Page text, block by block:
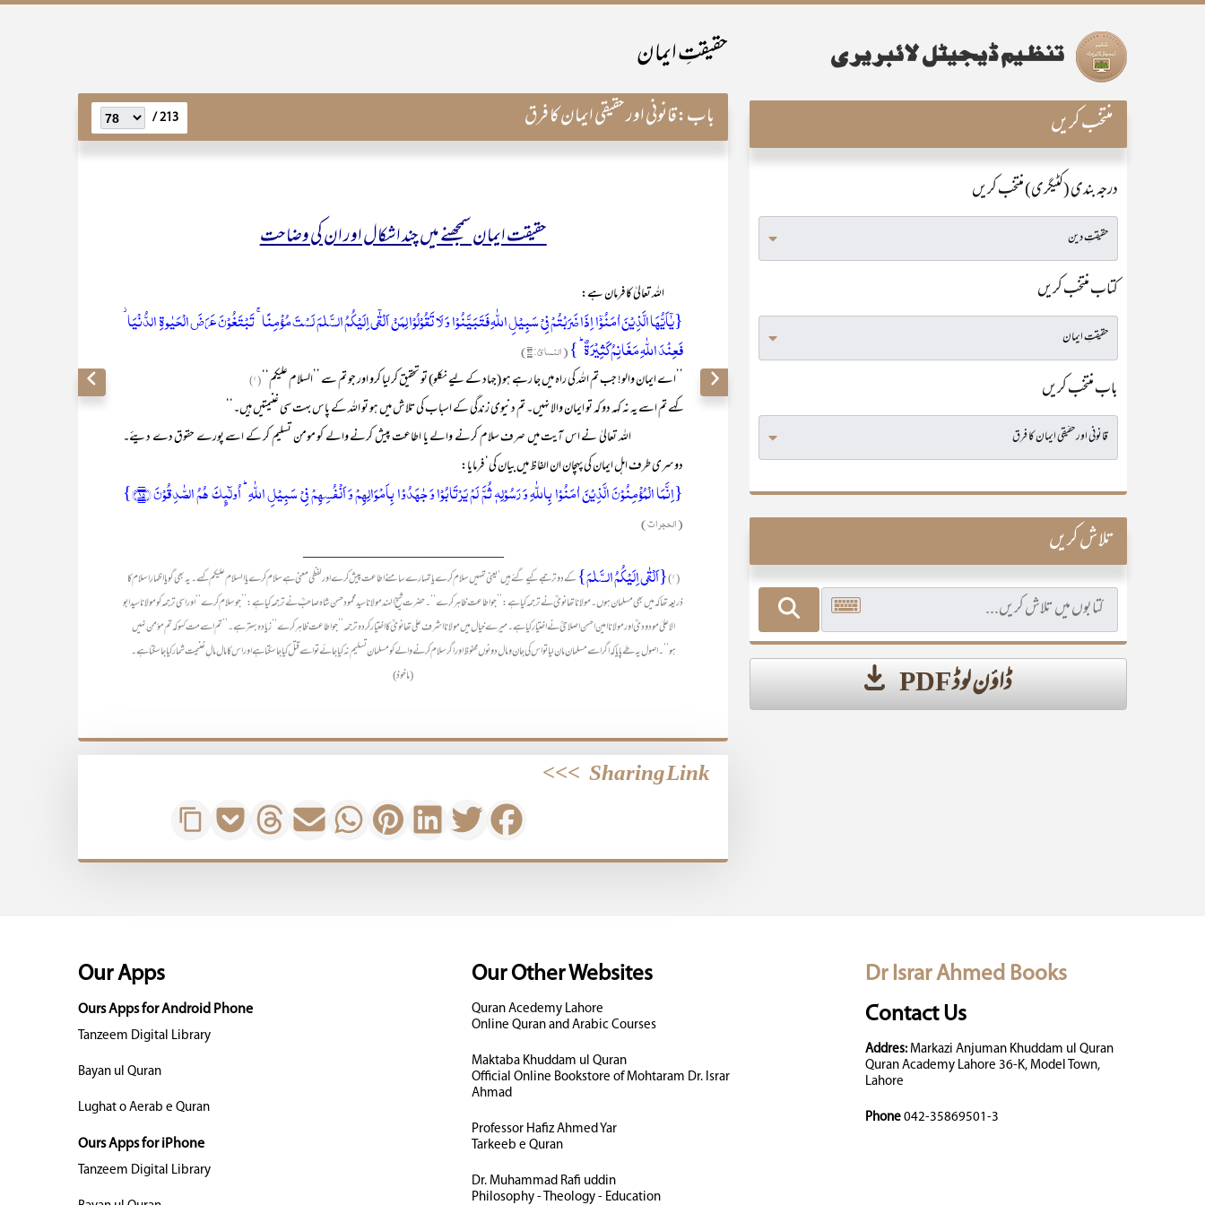
حقیقتِ ایمان
باب:قانونی اور حقیقی ایمان کا فرق 213 /
حقیقت ایمان سمجھنے میں چند اشکال اور ان کی وضاحت
اللہ تعالیٰ کا فرمان ہے:
{یٰۤاَیُّہَا الَّذِیۡنَ اٰمَنُوۡۤا اِذَا ضَرَبۡتُمۡ فِیۡ سَبِیۡلِ اللّٰہِ فَتَبَیَّنُوۡا وَ لَا تَقُوۡلُوۡا لِمَنۡ اَلۡقٰۤی اِلَیۡکُمُ السَّلٰمَ لَسۡتَ مُؤۡمِنًا ۚ تَبۡتَغُوۡنَ عَرَضَ الۡحَیٰوۃِ الدُّنۡیَا ۫
فَعِنۡدَ اللّٰہِ مَغَانِمُ کَثِیۡرَۃٌ ؕ }(النسائ: ۹۴)
’’اے ایمان والو! جب تم اللہ کی راہ میں جا رہے ہو (جہاد کے لیے نکلو) تو تحقیق کر لیا کرو اور جو تم سے ’’السلام علیکم‘‘ (۱)
کہے تم اسے یہ نہ کہہ دو کہ تو ایمان والا نہیں۔ تم دنیوی زندگی کے اسباب کی تلاش میں ہو تو اللہ کے پاس بہت سی غنیمتیں ہیں۔‘‘
اللہ تعالیٰ نے اس آیت میں صرف سلام کرنے والے یا اطاعت پیش کرنے والے کو مومن تسلیم کر کے اسے پورے حقوق دے دیئے۔
دوسری طرف اہل ایمان کی پہچان ان الفاظ میں بیان کی‘ فرمایا:
{اِنَّمَا الۡمُؤۡمِنُوۡنَ الَّذِیۡنَ اٰمَنُوۡا بِاللّٰہِ وَ رَسُوۡلِہٖ ثُمَّ لَمۡ یَرۡتَابُوۡا وَ جٰہَدُوۡا بِاَمۡوَالِہِمۡ وَ اَنۡفُسِہِمۡ فِیۡ سَبِیۡلِ اللّٰہِ ؕ اُولٰٓئِکَ ہُمُ الصّٰدِقُوۡنَ ﴿۱۵﴾}
(الحجرات)
____________________________
(۱) {اَلْقٰی اِلَیْکُمُ السَّلٰمَ}کے دو ترجمے کیے گئے ہیں‘ یعنی تمہیں سلام کرے یا تمہارے سامنے اطاعت پیش کرے اور لفظی معنی ہے سلام کرے یا السلام علیکم کہے۔ یہ بھی گویا اظہارِ اسلام کا
ذریعہ تھا کہ میں بھی مسلمان ہوں۔ مولانا تھانویؒ نے ترجمہ کیا ہے: ’’جو اطاعت ظاہر کرے‘‘۔ حضرت شیخ الہند مولانا سید محمود حسن شاہ صاحبؒ نے ترجمہ کیا ہے: ’’جو سلام کرے‘‘ اور اسی ترجمہ کو مولانا سید ابو
الاعلیٰ مودودیؒ اور مولانا امین احسن اصلاحیؒ نے اختیار کیا ہے۔ میرے خیال میں مولانا اشرف علی تھانویؒ کا اختیار کردہ ترجمہ ’’جو اطاعت ظاہر کرے‘‘ زیادہ بہتر ہے۔ ’’تم اسے مت کہو کہ تم مؤمن نہیں
ہو‘‘۔ اصول یہ طے پایا کہ اگر اسے مسلمان مان لیا تو اس کی جان و مال دونوں محفوظ اور اگر سلام کرنے والے کو مسلمان تسلیم نہ کیا جائے تو اسے قتل کیا جا سکتا ہے اور اس کا مال مالِ غنیمت شمار کیا جا سکتا ہے۔
(ماخوذ)
Sharing Link
>>>
منتخب کریں
درجہ بندی (کٹیگری) منتخب کریں
کتاب منتخب کریں
باب منتخب کریں
تلاش کریں
ڈاؤن لوڈ PDF
Dr Israr Ahmed Books
Contact Us
Addres:Markazi Anjuman Khuddam ul Quran
Quran Academy Lahore 36-K, Model Town,
Lahore
Phone 042-35869501-3
Our Other Websites
Quran Acedemy Lahore
Online Quran and Arabic Courses
Maktaba Khuddam ul Quran
Official Online Bookstore of Mohtaram Dr. Israr
Ahmad
Professor Hafiz Ahmed Yar
Tarkeeb e Quran
Dr. Muhammad Rafi uddin
Philosophy - Theology - Education
Our Apps
Ours Apps for Android Phone
Tanzeem Digital Library
Bayan ul Quran
Lughat o Aerab e Quran
Ours Apps for iPhone
Tanzeem Digital Library